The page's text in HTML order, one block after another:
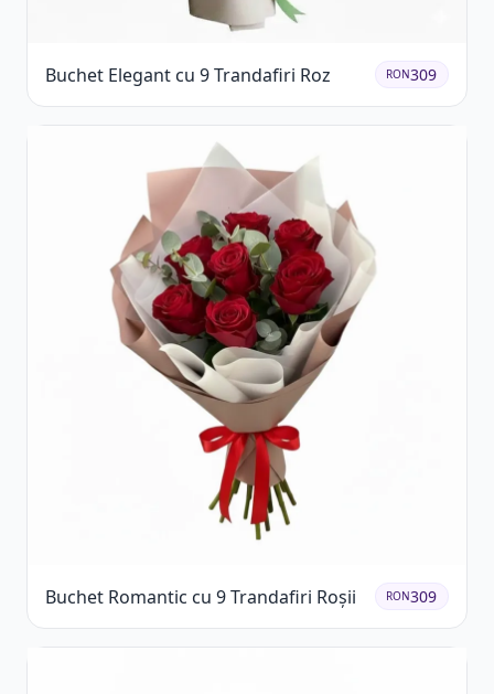
Buchet Elegant cu 9 Trandafiri Roz RON309
Buchet Romantic cu 9 Trandafiri Roșii RON309